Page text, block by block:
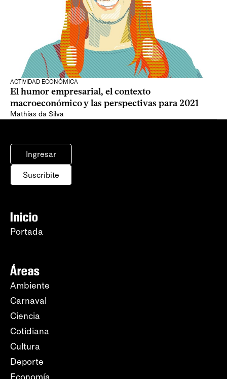
ACTIVIDAD ECONÓMICA
El humor empresarial, el contexto
macroeconómico y las perspectivas para 2021
Mathías da Silva
Ingresar
Suscribite
Inicio
Portada
Áreas
Ambiente
Carnaval
Ciencia
Cotidiana
Cultura
Deporte